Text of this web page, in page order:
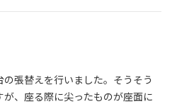
張替えを行いました。そうそう
、座る際に尖ったものが座面に